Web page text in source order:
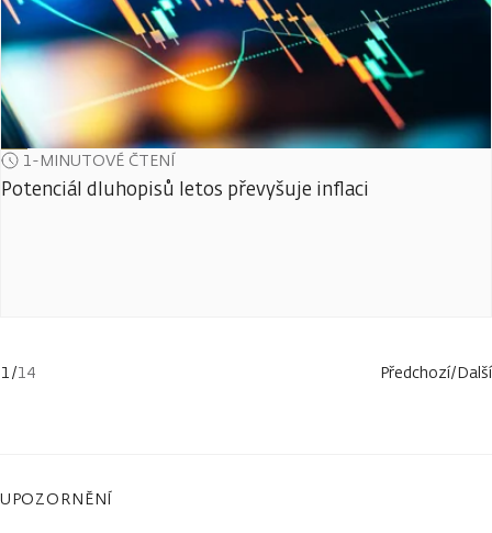
1-MINUTOVÉ ČTENÍ
Potenciál dluhopisů letos převyšuje inflaci
1/14 Předchozí/Další
UPOZORNĚNÍ